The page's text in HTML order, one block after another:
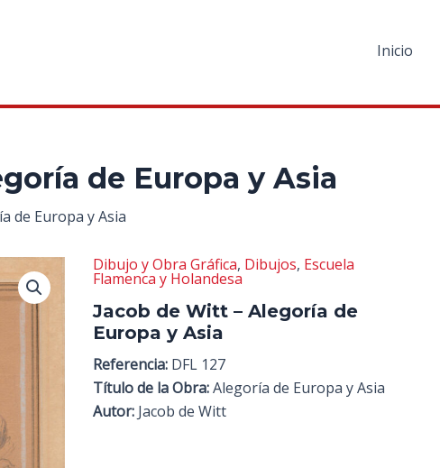
Inicio
de Europa y Asia
de Europa y Asia
Dibujo y Obra Gráfica, Dibujos, Escuela
Flamenca y Holandesa
Jacob de Witt – Alegoría de
Europa y Asia
Referencia: DFL 127
Título de la Obra:Alegoría de Europa y Asia
Autor: Jacob de Witt